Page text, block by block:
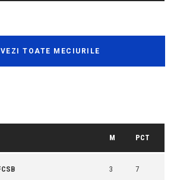
VEZI TOATE MECIURILE
M PCT
3 7